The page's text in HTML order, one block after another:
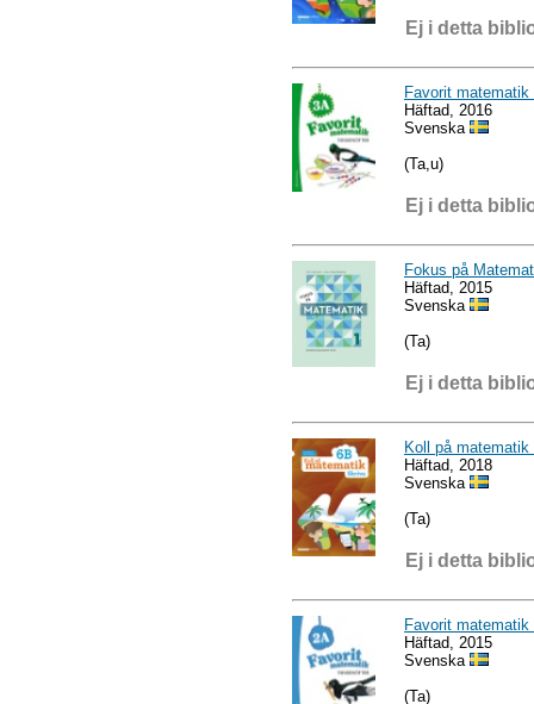
Ej i detta
Favorit
Häftad, 2016
Svenska
(Ta,u)
Ej i detta
Fokus på
Häftad, 2015
Svenska
(Ta)
Ej i detta
Koll på
Häftad, 2018
Svenska
(Ta)
Ej i detta
Favorit
Häftad, 2015
Svenska
(Ta)